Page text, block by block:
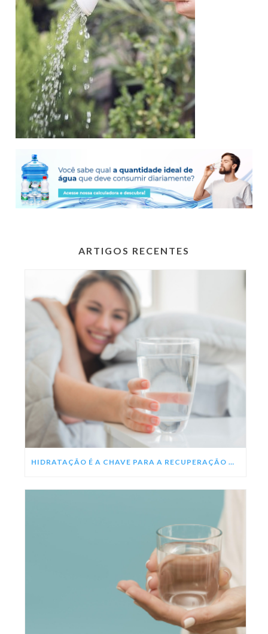
ARTIGOS RECENTES
HIDRATAÇÃO É A CHAVE PARA A RECUPERAÇÃO DA DENGUE